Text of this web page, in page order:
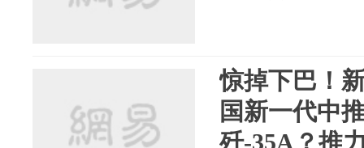
惊掉下巴！
国新一代中
歼-35A？推